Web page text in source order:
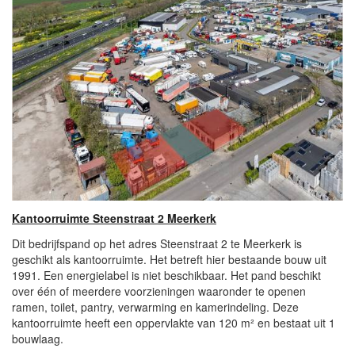
Kantoorruimte Steenstraat 2 Meerkerk
Dit bedrijfspand op het adres Steenstraat 2 te Meerkerk is
geschikt als kantoorruimte. Het betreft hier bestaande bouw uit
1991. Een energielabel is niet beschikbaar. Het pand beschikt
over één of meerdere voorzieningen waaronder te openen
ramen, toilet, pantry, verwarming en kamerindeling. Deze
kantoorruimte heeft een oppervlakte van 120 m² en bestaat uit 1
bouwlaag.